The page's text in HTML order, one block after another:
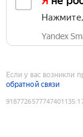
Yandex
Если у вас возникли
обратной связи
9187726577747401135: